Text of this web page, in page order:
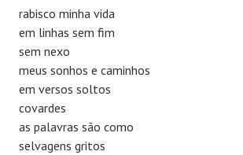
rabisco minha vida
em linhas sem fim
sem nexo
meus sonhos e caminhos
em versos soltos
covardes
as palavras são como
selvagens gritos